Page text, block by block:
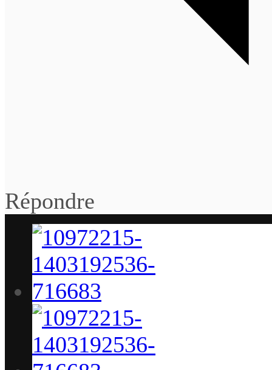
Répondre